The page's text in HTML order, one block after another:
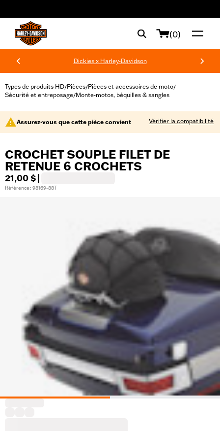
(0)
Dickies x Harley-Davidson
Types de produits HD/Pièces/Pièces et accessoires de moto/
Sécurité et entreposage/Monte-motos, béquilles & sangles
Assurez-vous que cette pièce convient Vérifier la compatibilité
CROCHET SOUPLE FILET DE
RETENUE 6 CROCHETS
21,00 $
Référence : 98169-88T